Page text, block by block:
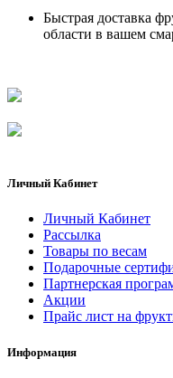
Быстрая доставка
области в вашем
Личный Кабинет
Личный Кабинет
Рассылка
Товары по весам
Подарочные
Партнерская
Акции
Прайс лист на
Информация